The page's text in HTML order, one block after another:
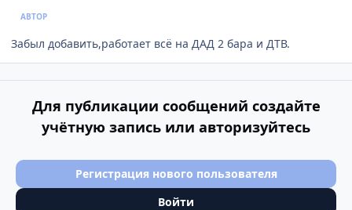
АВТОР
Забыл добавить,работает всё на ДАД 2 бара и ДТВ.
Для публикации сообщений создайте
учётную запись или авторизуйтесь
Регистрация нового пользователя
Войти